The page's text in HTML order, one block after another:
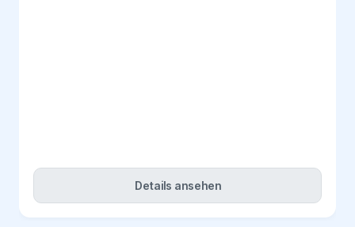
Details ansehen